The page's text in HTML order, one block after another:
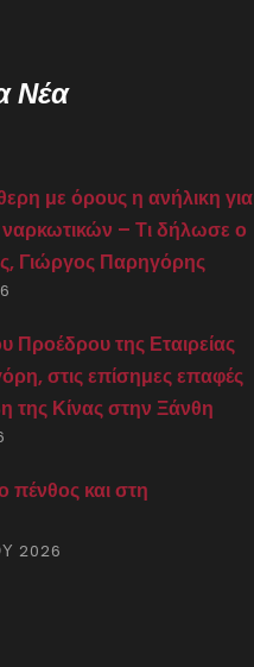
Νέα
με όρους η ανήλικη για
– Τι δήλωσε ο
Γιώργος Παρηγόρης
Προέδρου της Εταιρείας
στις επίσημες επαφές
της Κίνας στην Ξάνθη
πένθος και στη
2026